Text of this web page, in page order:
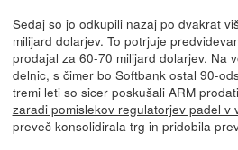
Sedaj so jo odkupili nazaj po dvakrat
milijard dolarjev. To potrjuje
prodajal za 60-70 milijard dolarjev. Na
delnic, s čimer bo Softbank ostal 90-
tremi leti so sicer poskušali ARM
zaradi pomislekov regulatorjev padel v
preveč konsolidirala trg in pridobila